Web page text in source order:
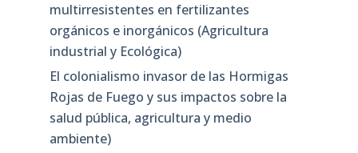
multirresistentes en fertilizantes
orgánicos e inorgánicos (Agricultura
industrial y Ecológica)
El colonialismo invasor de las Hormigas
Rojas de Fuego y sus impactos sobre la
salud pública, agricultura y medio
ambiente)